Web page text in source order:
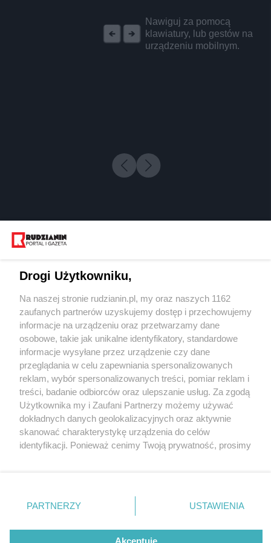
Nawiguj za pomocą
klawiatury, lub gestów na
urządzeniu mobilnym.
15 / 0
Wydawca mediów
Nie zapomnij
zapoznać się z:
polityką prywatności regulamin korzystania z portali
Twojemiasto
Piekary Śląskie
Chorzów
Tarnowskie Góry
Gliwice
Skontakuj sięz nami
Kontakt
Wydawca
Redakcja
Drogi Użytkowniku,
Na naszej stronie rudzianin.pl, my oraz naszych 1162
zaufanych partnerów uzyskujemy dostęp i przechowujemy
informacje na urządzeniu oraz przetwarzamy dane
osobowe, takie jak unikalne identyfikatory, standardowe
informacje wysyłane przez urządzenie czy dane
przeglądania w celu zapewniania spersonalizowanych
reklam, wybór spersonalizowanych treści, pomiar reklam i
treści, badanie odbiorców oraz ulepszanie usług. Za zgodą
Użytkownika my i Zaufani Partnerzy możemy używać
dokładnych danych geolokalizacyjnych oraz aktywnie
skanować charakterystykę urządzenia do celów
identyfikacji. Ponieważ cenimy Twoją prywatność, prosimy
prywatności znajdujący się w lewym dolnym rogu strony
. Niektóre rodzaje przetwarzania danych nie wymagają
zgody użytkownika, ale masz prawo sprzeciwić się
takiemu przetwarzaniu. Preferencje będą miały
PARTNERZY USTAWIENIA
Akceptuję